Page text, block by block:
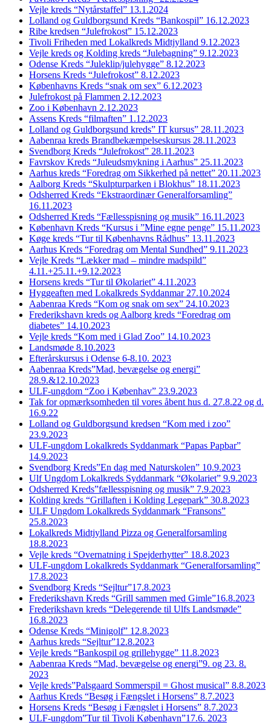
Vejle kreds “Nytårstaffel” 13.1.2024
Lolland og Guldborgsund Kreds “Bankospil” 16.12.2023
Ribe kredsen “Julefrokost” 15.12.2023
Tivoli Friheden med Lokalkreds Midtjylland 9.12.2023
Vejle kreds og Kolding kreds “Julebagning” 9.12.2023
Odense Kreds “Juleklip/julehygge” 8.12.2023
Horsens Kreds “Julefrokost” 8.12.2023
Københavns Kreds “snak om sex” 6.12.2023
Julefrokost på Flammen 2.12.2023
Zoo i København 2.12.2023
Assens Kreds “filmaften” 1.12.2023
Lolland og Guldborgsund kreds” IT kursus” 28.11.2023
Aabenraa kreds Brandbekæmpelseskursus 28.11.2023
Svendborg Kreds “Julefrokost” 28.11.2023
Favrskov Kreds “Juleudsmykning i Aarhus” 25.11.2023
Aarhus kreds “Foredrag om Sikkerhed på nettet” 20.11.2023
Aalborg Kreds “Skulpturparken i Blokhus” 18.11.2023
Odsherred Kreds “Ekstraordinær Generalforsamling”
16.11.2023
Odsherred Kreds “Fællesspisning og musik” 16.11.2023
København Kreds “Kursus i ”Mine egne penge” 15.11.2023
Køge kreds “Tur til Københavns Rådhus” 13.11.2023
Aarhus Kreds “Foredrag om Mental Sundhed” 9.11.2023
Vejle Kreds “Lækker mad – mindre madspild”
4.11.+25.11.+9.12.2023
Horsens kreds “Tur til Økolariet” 4.11.2023
Hyggeaften med Lokalkreds Syddanmar 27.10.2024
Aabenraa Kreds “Kom og snak om sex” 24.10.2023
Frederikshavn kreds og Aalborg kreds “Foredrag om
diabetes” 14.10.2023
Vejle kreds “Kom med i Glad Zoo” 14.10.2023
Landsmøde 8.10.2023
Efterårskursus i Odense 6-8.10. 2023
Aabenraa Kreds”Mad, bevægelse og energi”
28.9.&12.10.2023
ULF-ungdom “Zoo i Københav” 23.9.2023
Tak for opmærksomheden til vores åbent hus d. 27.8.22 og d.
16.9.22
Lolland og Guldborgsund kredsen “Kom med i zoo”
23.9.2023
ULF-ungdom Lokalkreds Syddanmark “Papas Papbar”
14.9.2023
Svendborg Kreds”En dag med Naturskolen” 10.9.2023
Ulf Ungdom Lokalkreds Syddanmark “Økolariet” 9.9.2023
Odsherred Kreds”fællesspisning og musik” 7.9.2023
Kolding kreds “Grillaften i Kolding Legepark” 30.8.2023
ULF Ungdom Lokalkreds Syddanmark “Fransons”
25.8.2023
Lokalkreds Midtjylland Pizza og Generalforsamling
18.8.2023
Vejle kreds “Overnatning i Spejderhytter” 18.8.2023
ULF-ungdom Lokalkreds Syddanmark “Generalforsamling”
17.8.2023
Svendborg Kreds “Sejltur”17.8.2023
Frederikshavn Kreds “Grill sammen med Gimle”16.8.2023
Frederikshavn kreds “Delegerende til Ulfs Landsmøde”
16.8.2023
Odense Kreds “Minigolf” 12.8.2023
Aarhus kreds “Sejltur”12.8.2023
Vejle kreds “Bankospil og grillehygge” 11.8.2023
Aabenraa Kreds “Mad, bevægelse og energi”9. og 23. 8.
2023
Vejle kreds”Palsgaard Sommerspil = Ghost musical” 8.8.2023
Aarhus Kreds “Besøg i Fængslet i Horsens” 8.7.2023
Horsens Kreds “Besøg i Fængslet i Horsens” 8.7.2023
ULF-ungdom”Tur til Tivoli København”17.6. 2023